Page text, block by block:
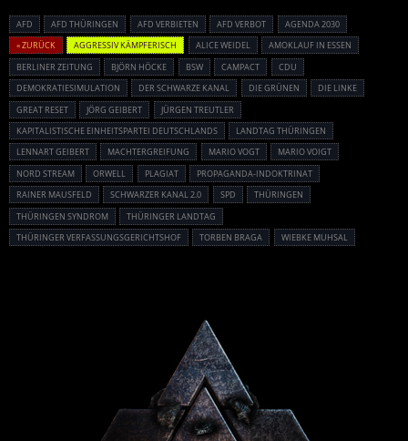
AFD AFD THÜRINGEN AFD VERBIETEN AFD VERBOT
AGENDA 2030
« ZURÜCK
AGGRESSIV KÄMPFERISCH ALICE WEIDEL
AMOKLAUF IN ESSEN
BERLINER ZEITUNG
BJÖRN HÖCKE BSW CAMPACT
CDU
DEMOKRATIESIMULATION
DER SCHWARZE KANAL DIE GRÜNEN
DIE LINKE
GREAT RESET
JÖRG GEIBERT
JÜRGEN TREUTLER
KAPITALISTISCHE EINHEITSPARTEI DEUTSCHLANDS
LANDTAG THÜRINGEN
LENNART GEIBERT
MACHTERGREIFUNG MARIO VOGT
MARIO VOIGT
NORD STREAM
ORWELL PLAGIAT
PROPAGANDA-INDOKTRINAT
RAINER MAUSFELD
SCHWARZER KANAL 2.0 SPD
THÜRINGEN
THÜRINGEN SYNDROM
THÜRINGER LANDTAG
THÜRINGER VERFASSUNGSGERICHTSHOF
TORBEN BRAGA WIEBKE MUHSAL
Powered By :